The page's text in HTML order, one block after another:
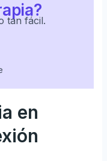
tan fácil.
en